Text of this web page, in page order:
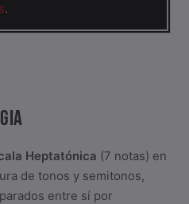
.
Heptatónica (7 notas) en
de tonos y semitonos,
entre sí por